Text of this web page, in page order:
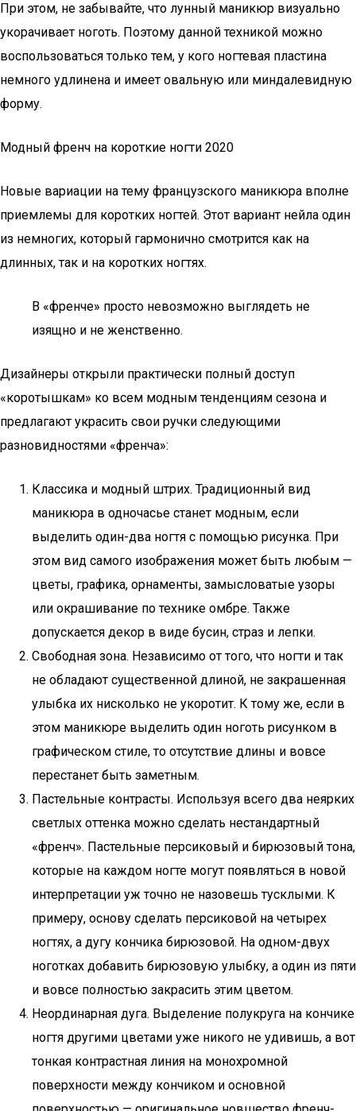
При этом, не забывайте, что лунный маникюр визуально
укорачивает ноготь. Поэтому данной техникой можно
воспользоваться только тем, у кого ногтевая пластина
немного удлинена и имеет овальную или миндалевидную
форму.
Модный френч на короткие ногти 2020
Новые вариации на тему французского маникюра вполне
приемлемы для коротких ногтей. Этот вариант нейла один
из немногих, который гармонично смотрится как на
длинных, так и на коротких ногтях.
В «френче» просто невозможно выглядеть не
изящно и не женственно.
Дизайнеры открыли практически полный доступ
«коротышкам» ко всем модным тенденциям сезона и
предлагают украсить свои ручки следующими
разновидностями «френча»:
Классика и модный штрих. Традиционный вид
маникюра в одночасье станет модным, если
выделить один-два ногтя с помощью рисунка. При
этом вид самого изображения может быть любым —
цветы, графика, орнаменты, замысловатые узоры
или окрашивание по технике омбре. Также
допускается декор в виде бусин, страз и лепки.
Свободная зона. Независимо от того, что ногти и так
не обладают существенной длиной, не закрашенная
улыбка их нисколько не укоротит. К тому же, если в
этом маникюре выделить один ноготь рисунком в
графическом стиле, то отсутствие длины и вовсе
перестанет быть заметным.
Пастельные контрасты. Используя всего два неярких
светлых оттенка можно сделать нестандартный
«френч». Пастельные персиковый и бирюзовый тона,
которые на каждом ногте могут появляться в новой
интерпретации уж точно не назовешь тусклыми. К
примеру, основу сделать персиковой на четырех
ногтях, а дугу кончика бирюзовой. На одном-двух
ноготках добавить бирюзовую улыбку, а один из пяти
и вовсе полностью закрасить этим цветом.
Неординарная дуга. Выделение полукруга на кончике
ногтя другими цветами уже никого не удивишь, а вот
тонкая контрастная линия на монохромной
поверхности между кончиком и основной